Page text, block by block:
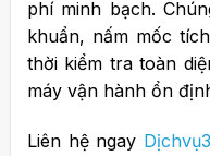
phí minh bạch.
khuẩn, nấm mốc
thời kiểm tra toàn
máy vận hành ổn
Liên hệ ngay